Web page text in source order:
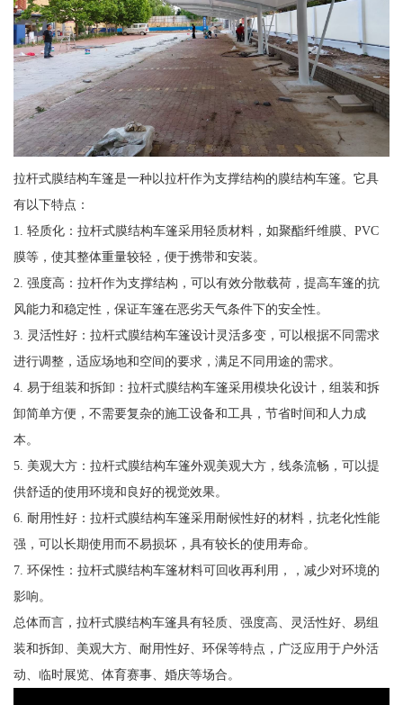
拉杆式膜结构车篷是一种以拉杆作为支撑结构的膜结构车篷。它具
有以下特点：
1. 轻质化：拉杆式膜结构车篷采用轻质材料，如聚酯纤维膜、PVC
膜等，使其整体重量较轻，便于携带和安装。
2. 强度高：拉杆作为支撑结构，可以有效分散载荷，提高车篷的抗
风能力和稳定性，保证车篷在恶劣天气条件下的安全性。
3. 灵活性好：拉杆式膜结构车篷设计灵活多变，可以根据不同需求
进行调整，适应场地和空间的要求，满足不同用途的需求。
4. 易于组装和拆卸：拉杆式膜结构车篷采用模块化设计，组装和拆
卸简单方便，不需要复杂的施工设备和工具，节省时间和人力成
本。
5. 美观大方：拉杆式膜结构车篷外观美观大方，线条流畅，可以提
供舒适的使用环境和良好的视觉效果。
6. 耐用性好：拉杆式膜结构车篷采用耐候性好的材料，抗老化性能
强，可以长期使用而不易损坏，具有较长的使用寿命。
7. 环保性：拉杆式膜结构车篷材料可回收再利用，，减少对环境的
影响。
总体而言，拉杆式膜结构车篷具有轻质、强度高、灵活性好、易组
装和拆卸、美观大方、耐用性好、环保等特点，广泛应用于户外活
动、临时展览、体育赛事、婚庆等场合。